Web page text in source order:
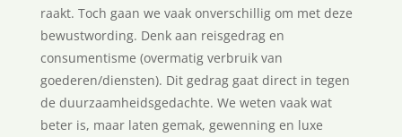
raakt. Toch gaan we vaak onverschillig om met deze
bewustwording. Denk aan reisgedrag en
consumentisme (overmatig verbruik van
goederen/diensten). Dit gedrag gaat direct in tegen
de duurzaamheidsgedachte. We weten vaak wat
beter is, maar laten gemak, gewenning en luxe